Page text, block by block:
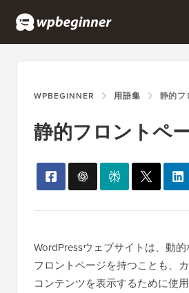
WPBEGINNER 用語集 静的フ
静的フロントペ
WordPressウェブサイトは、動
フロントページを持つことも、
コンテンツを表示するために使